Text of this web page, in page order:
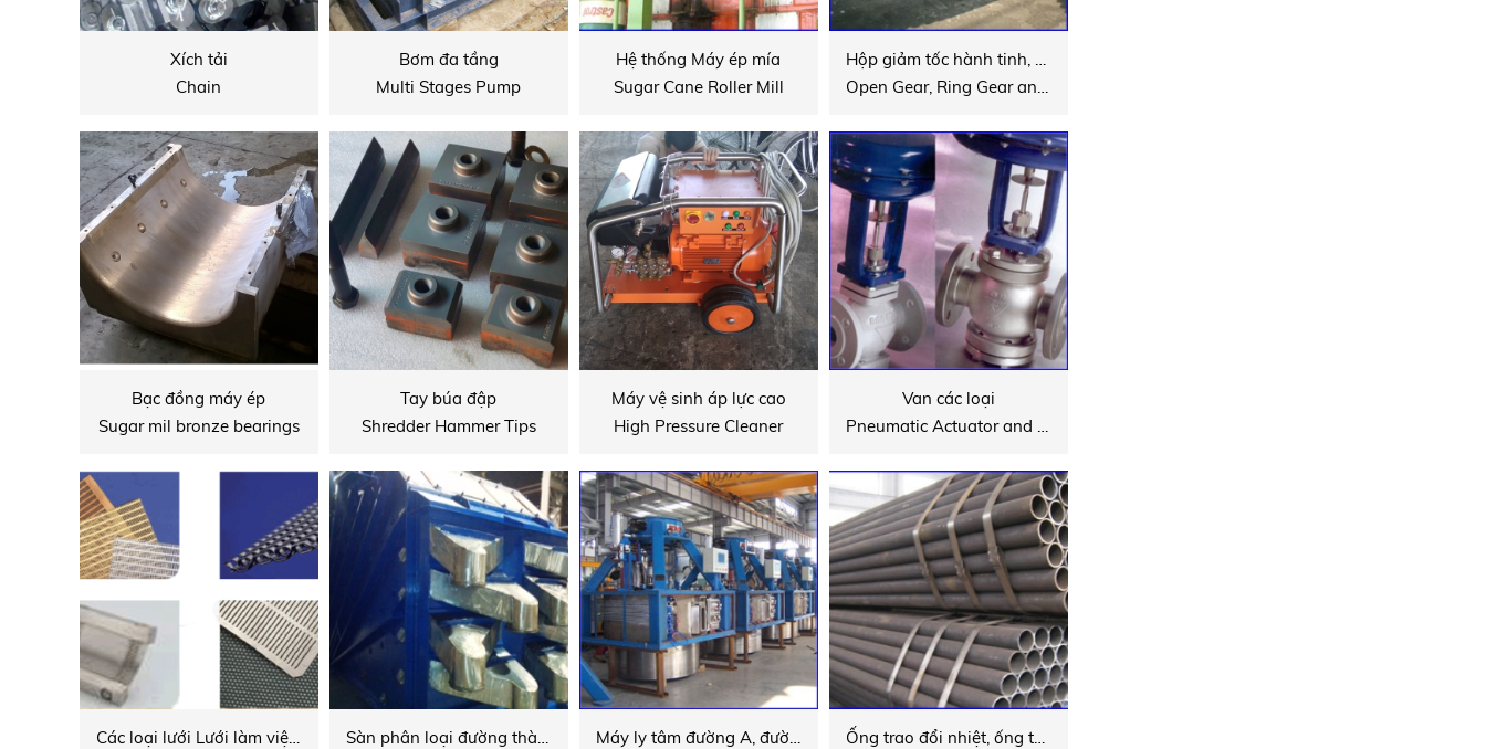
Xích tải
Chain
Bơm đa tầng
Multi Stages Pump
Hệ thống Máy ép mía
Sugar Cane Roller Mill
Hộp giảm tốc hành tinh, hộp giảm tốc hở, kín, vành răng (Phục hồi thay thế)
Open Gear, Ring Gear and Gear Box (Replacement and refurbishment)
Bạc đồng máy ép
Sugar mil bronze bearings
Tay búa đập
Shredder Hammer Tips
Máy vệ sinh áp lực cao
High Pressure Cleaner
Van các loại
Pneumatic Actuator and Electric Actuator Control Valves
Các loại lưới Lưới làm việc cho máy ly tâm
Sàn phân loại đường thành phầm
Máy ly tâm đường A, đường B, C Lưới máy ly tâm, và các loại phụ tùng nhập khẩu cho thiết bị khác
Ống trao đổi nhiệt, ống thép không rỉ cho nồi nấu, nồi bốc